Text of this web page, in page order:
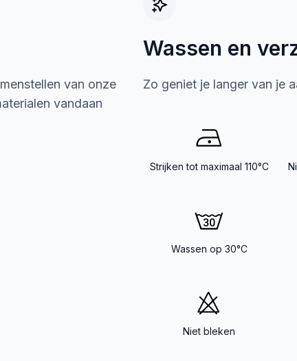
van onze
vandaan
Wassen en
Zo geniet je langer van je
Strijken tot maximaal 110°C
Wassen op 30°C
Niet bleken